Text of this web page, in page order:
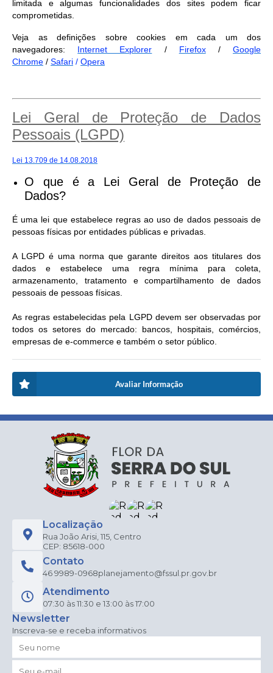
limitada e algumas funcionalidades dos sites podem ficar
comprometidas.
Veja as definições sobre cookies em cada um dos
navegadores: Internet Explorer / Firefox/Google
Chrome / Safari / Opera
Lei Geral de Proteção de Dados
Pessoais (LGPD)
Lei 13.709 de 14.08.2018
O que é a Lei Geral de Proteção de
Dados?
É uma lei que estabelece regras ao uso de dados pessoais de
pessoas físicas por entidades públicas e privadas.
A LGPD é uma norma que garante direitos aos titulares dos
dados e estabelece uma regra mínima para coleta,
armazenamento, tratamento e compartilhamento de dados
pessoais de pessoas físicas.
As regras estabelecidas pela LGPD devem ser observadas por
todos os setores do mercado: bancos, hospitais, comércios,
empresas de e-commerce e também o setor público.
Avaliar Informação
Localização
Rua João Arisi, 115, Centro
CEP: 85618-000
Contato
46 9989-0968planejamento@fssul.pr.gov.br
Atendimento
07:30 às 11:30 e 13:00 às 17:00
Newsletter
Inscreva-se e receba informativos